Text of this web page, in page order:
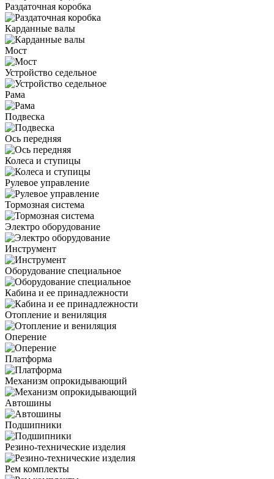
Раздаточная коробка
Карданные валы
Мост
Устройство седельное
Рама
Подвеска
Ось передняя
Колеса и ступицы
Рулевое управление
Тормозная система
Электро оборудование
Инструмент
Оборудование специальное
Кабина и ее принадлежности
Отопление и вениляция
Оперение
Платформа
Механизм опрокидывающий
Автошины
Подшипники
Резино-технические изделия
Рем комплекты